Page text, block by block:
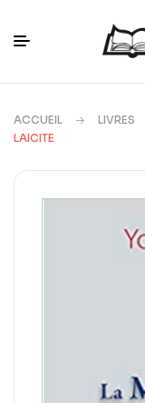
ACCUEIL LIVRES
LAICITE